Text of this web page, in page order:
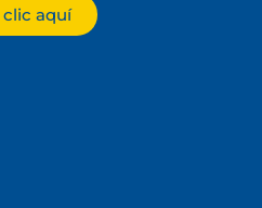
clic aquí